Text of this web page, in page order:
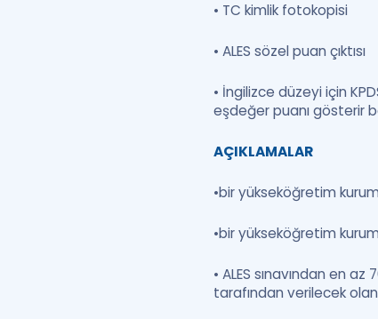
• TC kimlik fotokopisi
• ALES sözel puan çıktısı
• İngilizce düzeyi için
eşdeğer puanı gösterir
AÇIKLAMALAR
•bir yükseköğretim
•bir yükseköğretim
• ALES sınavından en
tarafından verilecek olan